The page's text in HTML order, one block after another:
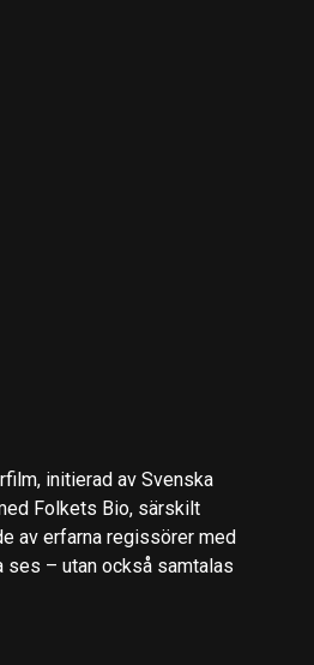
initierad av Svenska
Folkets Bio, särskilt
av erfarna regissörer med
ses – utan också samtalas